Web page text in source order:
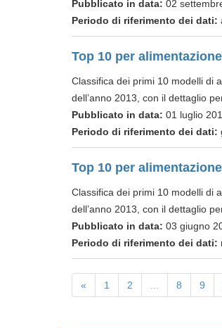
Pubblicato in data: 02
Periodo di riferimento dei dati:
Top 10 per
Classifica dei primi 10 modelli di
dell’anno 2013, con il dettaglio
Pubblicato in data: 01 luglio
Periodo di riferimento dei dati:
Top 10 per
Classifica dei primi 10 modelli di
dell’anno 2013, con il dettaglio
Pubblicato in data: 03 giugno
Periodo di riferimento dei dati:
« 1 2 8 9